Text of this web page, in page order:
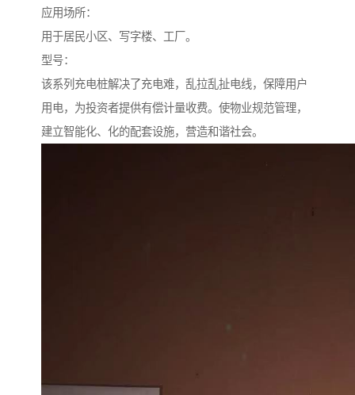
应用场所：
用于居民小区、写字楼、工厂。
型号：
该系列充电桩解决了充电难，乱拉乱扯电线，保障用户
用电，为投资者提供有偿计量收费。使物业规范管理，
建立智能化、化的配套设施，营造和谐社会。